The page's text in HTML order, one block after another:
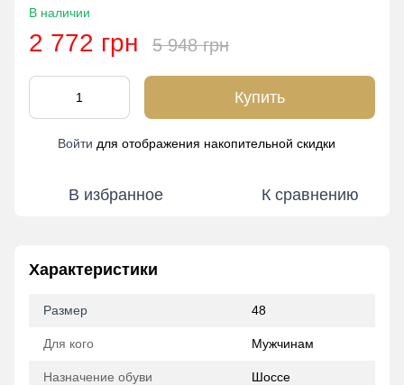
В наличии
2 772 грн 5 948 грн
Купить
Войти для отображения накопительной скидки
В избранное К сравнению
Характеристики
Размер 48
Для кого Мужчинам
Назначение обуви Шоссе